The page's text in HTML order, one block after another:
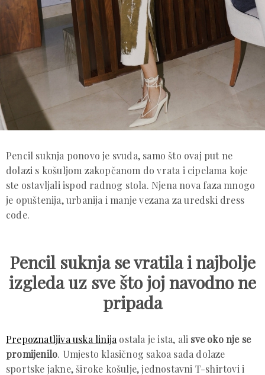
Pencil suknja ponovo je svuda, samo što ovaj put ne
dolazi s košuljom zakopčanom do vrata i cipelama koje
ste ostavljali ispod radnog stola. Njena nova faza mnogo
je opuštenija, urbanija i manje vezana za uredski dress
code.
Pencil suknja se vratila i najbolje
izgleda uz sve što joj navodno ne
pripada
Prepoznatljiva uska linija ostala je ista, ali sve oko nje se
promijenilo. Umjesto klasičnog sakoa sada dolaze
sportske jakne, široke košulje, jednostavni T-shirtovi i